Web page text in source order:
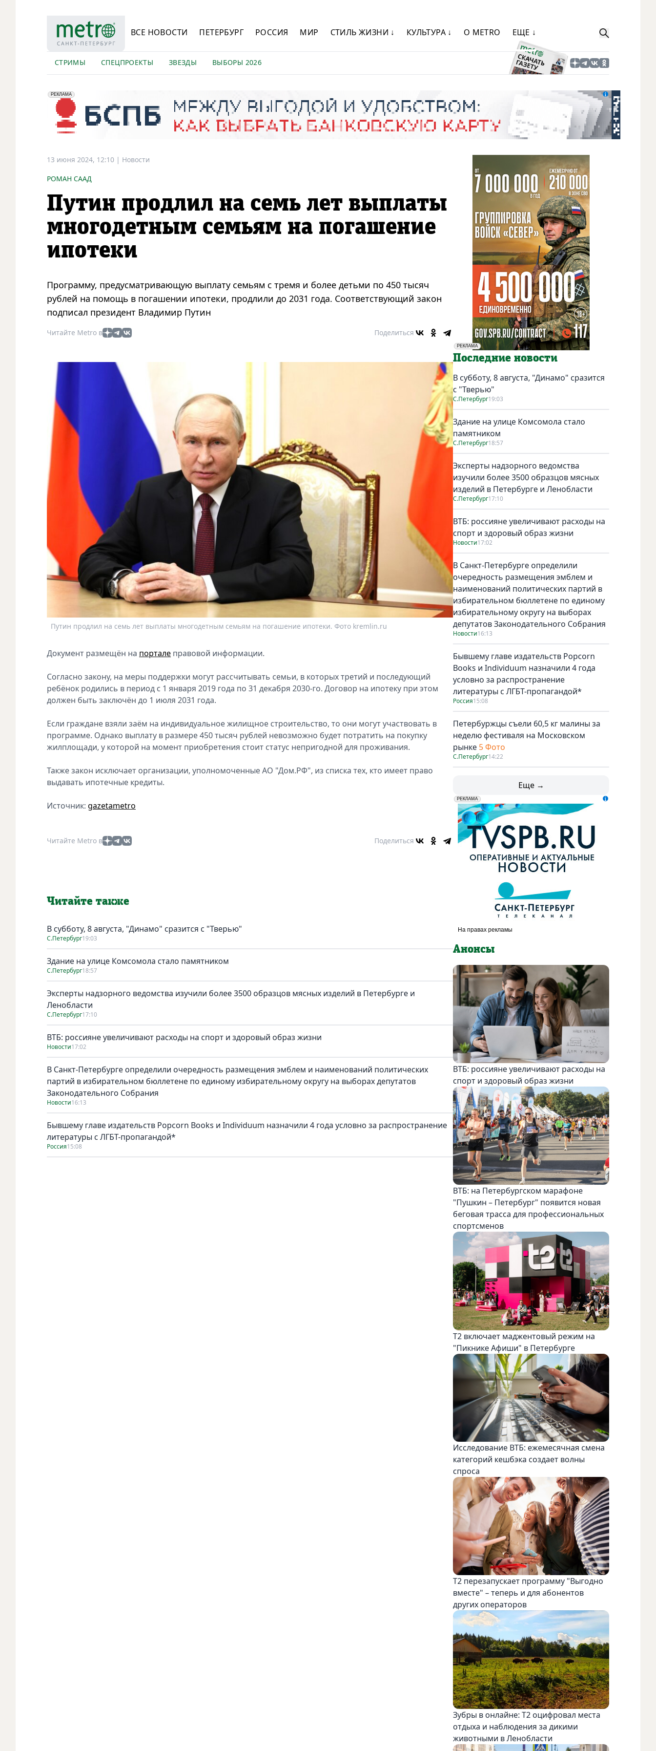
ВСЕ НОВОСТИ ПЕТЕРБУРГ РОССИЯ МИР СТИЛЬ ЖИЗНИ ↓ КУЛЬТУРА ↓ О METRO ЕЩЕ ↓
СТРИМЫ СПЕЦПРОЕКТЫ ЗВЕЗДЫ ВЫБОРЫ 2026
erid: 2VfnxyFybV5
РЕКЛАМА
ПАО "Банк "Санкт-Петербург", ИНН: 7831000027
13 июня 2024, 12:10 | Новости
РОМАН СААД
Путин продлил на семь лет выплаты
многодетным семьям на погашение
ипотеки
Программу, предусматривающую выплату семьям с тремя и более детьми по 450 тысяч
рублей на помощь в погашении ипотеки, продлили до 2031 года. Соответствующий закон
подписал президент Владимир Путин
Читайте Metro в Поделиться
Путин продлил на семь лет выплаты многодетным семьям на погашение ипотеки. Фото kremlin.ru
Документ размещён на портале правовой информации.
Согласно закону, на меры поддержки могут рассчитывать семьи, в которых третий и последующий
ребёнок родились в период с 1 января 2019 года по 31 декабря 2030-го. Договор на ипотеку при этом
должен быть заключён до 1 июля 2031 года.
Если граждане взяли заём на индивидуальное жилищное строительство, то они могут участвовать в
программе. Однако выплату в размере 450 тысяч рублей невозможно будет потратить на покупку
жилплощади, у которой на момент приобретения стоит статус непригодной для проживания.
Также закон исключает организации, уполномоченные АО "Дом.РФ", из списка тех, кто имеет право
выдавать ипотечные кредиты.
Источник: gazetametro
Читайте Metro в Поделиться
Читайте также
В субботу, 8 августа, "Динамо" сразится с "Тверью"
С.Петербург19:03
Здание на улице Комсомола стало памятником
С.Петербург18:57
Эксперты надзорного ведомства изучили более 3500 образцов мясных изделий в Петербурге и
Ленобласти
С.Петербург17:10
ВТБ: россияне увеличивают расходы на спорт и здоровый образ жизни
Новости17:02
В Санкт-Петербурге определили очередность размещения эмблем и наименований политических
партий в избирательном бюллетене по единому избирательному округу на выборах депутатов
Законодательного Собрания
Новости16:13
Бывшему главе издательств Popcorn Books и Individuum назначили 4 года условно за распространение
литературы с ЛГБТ-пропагандой*
Россия15:08
РЕКЛАМА
Социальная реклама
Последние новости
В субботу, 8 августа, "Динамо" сразится
с "Тверью"
С.Петербург19:03
Здание на улице Комсомола стало
памятником
С.Петербург18:57
Эксперты надзорного ведомства
изучили более 3500 образцов мясных
изделий в Петербурге и Ленобласти
С.Петербург17:10
ВТБ: россияне увеличивают расходы на
спорт и здоровый образ жизни
Новости17:02
В Санкт-Петербурге определили
очередность размещения эмблем и
наименований политических партий в
избирательном бюллетене по единому
избирательному округу на выборах
депутатов Законодательного Собрания
Новости16:13
Бывшему главе издательств Popcorn
Books и Individuum назначили 4 года
условно за распространение
литературы с ЛГБТ-пропагандой*
Россия15:08
Петербуржцы съели 60,5 кг малины за
неделю фестиваля на Московском
рынке 5 Фото
С.Петербург14:22
Еще →
erid: LdtCK5udn
РЕКЛАМА
АО "ГАТР", ИНН: 7841320717
Анонсы
ВТБ: россияне увеличивают расходы на
спорт и здоровый образ жизни
ВТБ: на Петербургском марафоне
"Пушкин – Петербург" появится новая
беговая трасса для профессиональных
спортсменов
Т2 включает маджентовый режим на
"Пикнике Афиши" в Петербурге
Исследование ВТБ: ежемесячная смена
категорий кешбэка создает волны
спроса
Т2 перезапускает программу "Выгодно
вместе" – теперь и для абонентов
других операторов
Зубры в онлайне: Т2 оцифровал места
отдыха и наблюдения за дикими
животными в Ленобласти